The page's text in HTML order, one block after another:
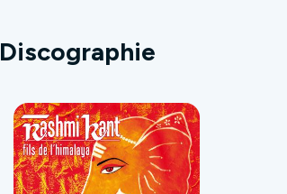
Discographie